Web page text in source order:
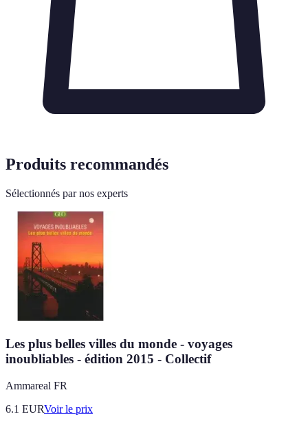
Produits recommandés
Sélectionnés par nos experts
Les plus belles villes du monde - voyages
inoubliables - édition 2015 - Collectif
Ammareal FR
6.1 EURVoir le prix